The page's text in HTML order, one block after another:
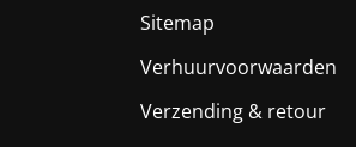
Sitemap
Verhuurvoorwaarden
Verzending & retour